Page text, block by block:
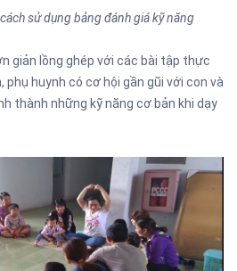
sử dụng bảng đánh giá kỹ năng
giản lồng ghép với các bài tập thực
phụ huynh có cơ hội gần gũi với con và
thành những kỹ năng cơ bản khi dạy